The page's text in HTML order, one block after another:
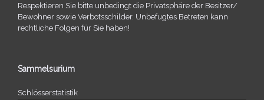
Respektieren Sie bitte unbe­dingt die Privatsphäre der Besitzer/​
Bewohner sowie Verbotsschilder. Unbefugtes Betreten kann
recht­li­che Folgen für Sie haben!
Sammelsurium
Schlösserstatistik